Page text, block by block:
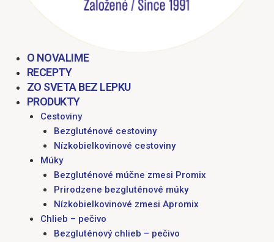
O NOVALIME
RECEPTY
ZO SVETA BEZ LEPKU
PRODUKTY
Cestoviny
Bezgluténové cestoviny
Nízkobielkovinové cestoviny
Múky
Bezgluténové múčne zmesi Promix
Prirodzene bezgluténové múky
Nízkobielkovinové zmesi Apromix
Chlieb – pečivo
Bezgluténový chlieb – pečivo